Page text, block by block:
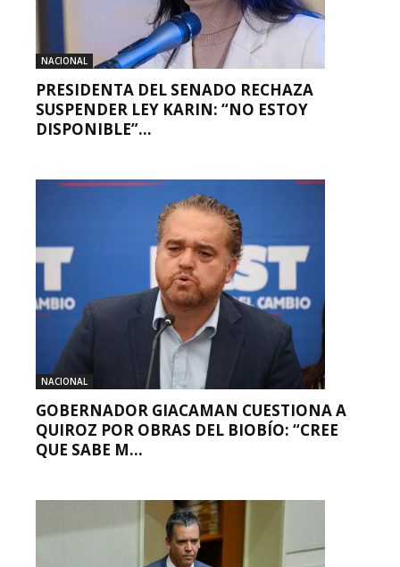
NACIONAL
PRESIDENTA DEL SENADO RECHAZA
SUSPENDER LEY KARIN: “NO ESTOY
DISPONIBLE”...
NACIONAL
GOBERNADOR GIACAMAN CUESTIONA A
QUIROZ POR OBRAS DEL BIOBÍO: “CREE
QUE SABE M...